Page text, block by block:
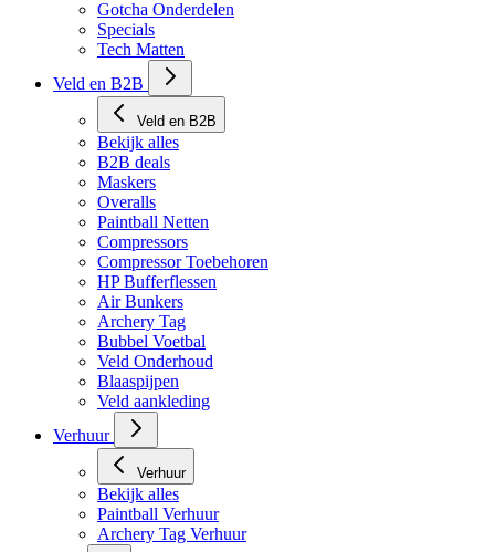
DYE / Proto onderdelen
Gotcha Onderdelen
Specials
Tech Matten
Veld en B2B
Veld en B2B
Bekijk alles
B2B deals
Maskers
Overalls
Paintball Netten
Compressors
Compressor Toebehoren
HP Bufferflessen
Air Bunkers
Archery Tag
Bubbel Voetbal
Veld Onderhoud
Blaaspijpen
Veld aankleding
Verhuur
Bekijk alles
Paintball Verhuur